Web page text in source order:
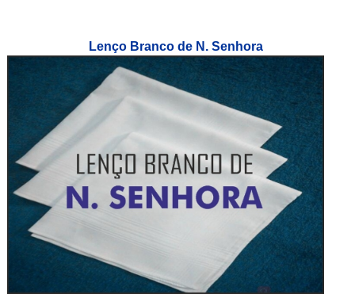
Lenço Branco de N. Senhora